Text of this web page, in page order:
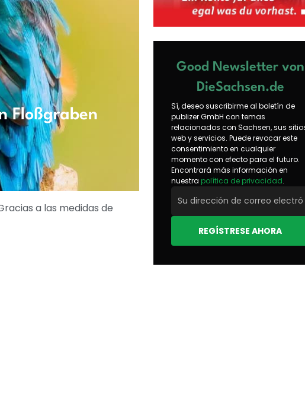
Floßgraben
a las medidas de
Good Newsletter von
DieSachsen.de
Sí, deseo suscribirme al boletín de
publizer GmbH con temas
relacionados con Sachsen, sus
web y servicios. Puede revocar este
consentimiento en cualquier
momento con efecto para el futuro.
Encontrará más información en
nuestra política de privacidad.
REGÍSTRESE AHORA